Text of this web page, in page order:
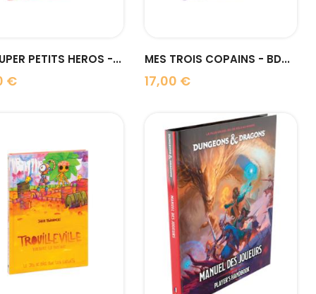
PETITS HEROS -...
€
MES TROIS COPAINS - BD...
17,00 €
Prix
visibility visibility